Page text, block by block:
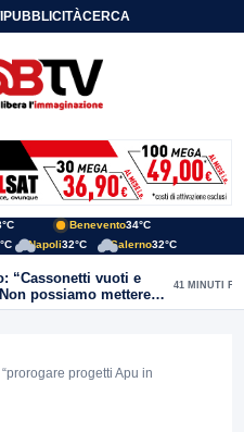
PUBBLICITÀCERCA
Benevento34°C
Napoli32°C Salerno32°C
“Cassonetti vuoti e
possiamo mettere
di rispetto”
41 MINUTI FA
progetti Apu in